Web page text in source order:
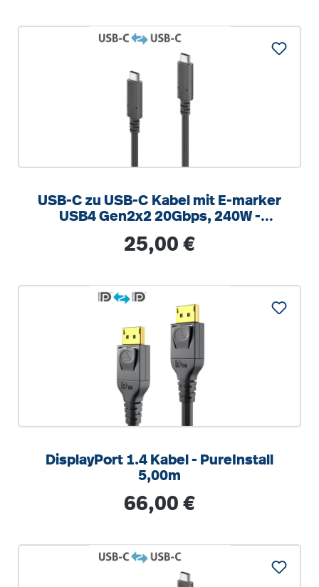
USB-C zu USB-C Kabel mit E-marker
USB4 Gen2x2 20Gbps, 240W -
Regulärer Preis:
25,00 €
DisplayPort 1.4 Kabel - PureInstall
5,00m
Regulärer Preis:
66,00 €